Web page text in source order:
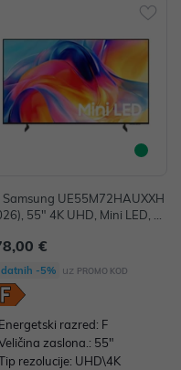
Samsung UE55M72HAUXXH
55" 4K UHD, Mini LED, S
€
-5% uz PROMO KOD
Energetski razred: F
zaslona.: 55"
rezolucije: UHD\4K